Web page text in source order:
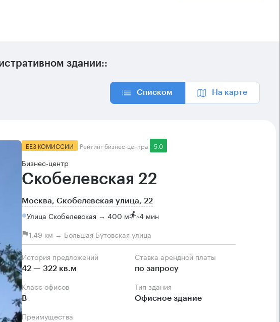
здании::
Списком На карте
БЕЗ КОМИССИИ Рейтинг бизнес-центра 5.0
Бизнес-центр
Скобелевская 22
Москва, Скобелевская улица, 22
Улица Скобелевская → 400 м ~4 мин
1.49 км → Большая Бутовская улица
История предложений
42 — 322 кв.м
Ставка арендной платы
по запросу
Класс офисов
B
Тип здания
Офисное здание
Преимущества